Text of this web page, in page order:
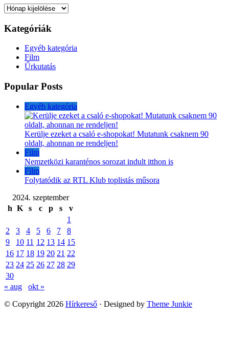
Archívum
Kategóriák
Egyéb kategória
Film
Űrkutatás
Popular Posts
Egyéb kategória
Kerülje ezeket a csaló e-shopokat! Mutatunk csaknem 90
oldalt, ahonnan ne rendeljen!
Film
Nemzetközi karanténos sorozat indult itthon is
Film
Folytatódik az RTL Klub toplistás műsora
2024. szeptember
h K s c p s
v
1
2
3 4 5 6 7
8
9
10 11 12 13 14 15
16 17 18 19 20 21 22
23 24 25 26 27 28 29
30
« aug
okt »
© Copyright 2026 Hírkereső · Designed by Theme Junkie